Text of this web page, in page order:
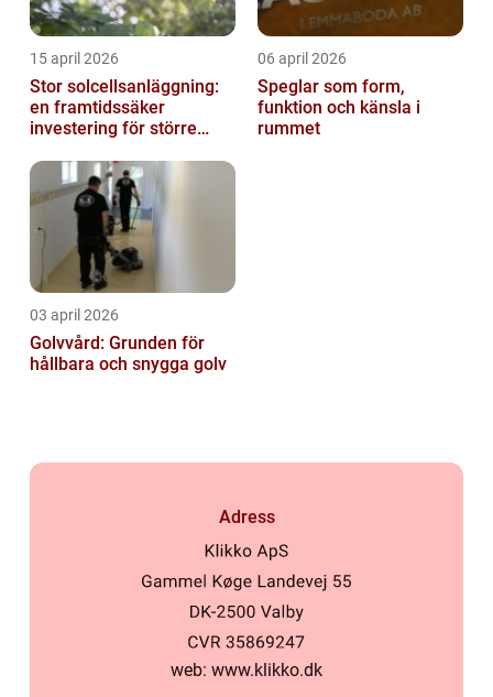
15 april 2026
Stor solcellsanläggning:
en framtidssäker
investering för större
06 april 2026
Speglar som form,
funktion och känsla i
rummet
03 april 2026
Golvvård: Grunden för
hållbara och snygga golv
Adress
web: www.klikko.dk